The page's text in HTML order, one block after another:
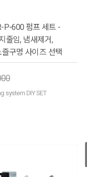
P-600 펌프 세트 -
줄임, 냄새제거,
구멍 사이즈 선택
system DIY SET